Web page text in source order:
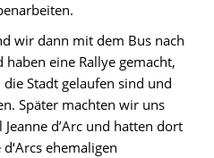
wir dann mit dem Bus nach
eine Rallye gemacht,
Stadt gelaufen sind und
Später machten wir uns
d’Arc und hatten dort
ehemaligen